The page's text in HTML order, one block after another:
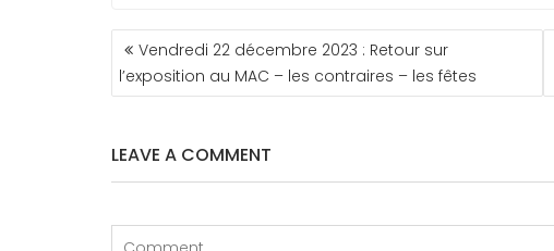
NAVIGATION
DE
L’ARTICLE
Vendredi 22 décembre 2023 : Retour sur
l’exposition au MAC – les contraires – les fêtes
LEAVE A COMMENT